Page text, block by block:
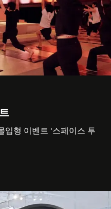
입형 이벤트 '스페이스 투